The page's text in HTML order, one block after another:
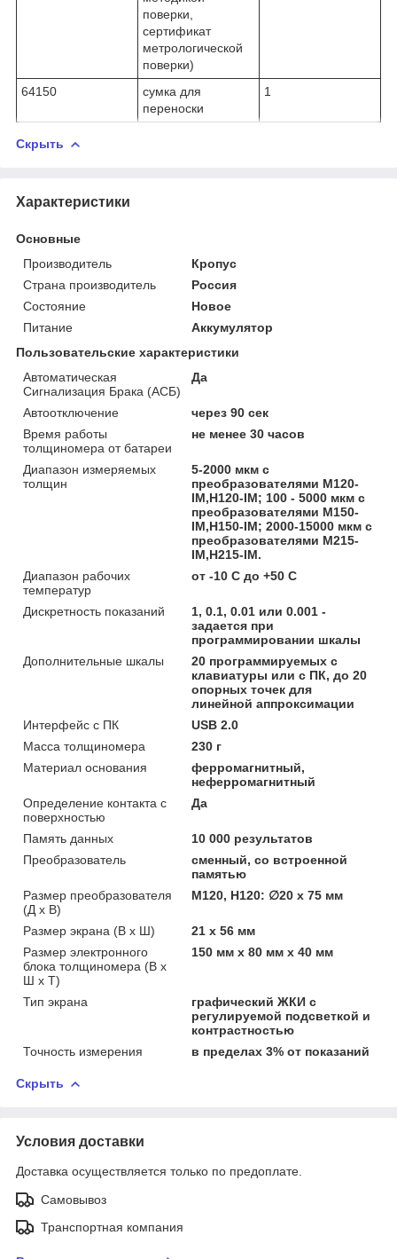
поверки,
сертификат
метрологической
поверки)
64150
сумка для
переноски
1
Скрыть
Характеристики
Основные
Производитель
Кропус
Страна производитель
Россия
Состояние
Новое
Питание
Аккумулятор
Пользовательские характеристики
Автоматическая
Сигнализация Брака (АСБ)
Да
Автоотключение
через 90 сек
Время работы
толщиномера от батареи
не менее 30 часов
Диапазон измеряемых
толщин
5-2000 мкм с
преобразователями М120-
IM,Н120-IM; 100 - 5000 мкм с
преобразователями М150-
IM,Н150-IM; 2000-15000 мкм с
преобразователями М215-
IM,Н215-IM.
Диапазон рабочих
температур
от -10 C до +50 C
Дискретность показаний
1, 0.1, 0.01 или 0.001 -
задается при
программировании шкалы
Дополнительные шкалы
20 программируемых с
клавиатуры или с ПК, до 20
опорных точек для
линейной аппроксимации
Интерфейс с ПК
USB 2.0
Масса толщиномера
230 г
Материал основания
ферромагнитный,
неферромагнитный
Определение контакта с
поверхностью
Да
Память данных
10 000 результатов
Преобразователь
сменный, со встроенной
памятью
Размер преобразователя
(Д х В)
M120, Н120: ∅20 x 75 мм
Размер экрана (В х Ш)
21 х 56 мм
Размер электронного
блока толщиномера (В x
Ш x Т)
150 мм x 80 мм x 40 мм
Тип экрана
графический ЖКИ с
регулируемой подсветкой и
контрастностью
Точность измерения
в пределах 3% от показаний
Скрыть
Условия доставки
Доставка осуществляется только по предоплате.
Самовывоз
Транспортная компания